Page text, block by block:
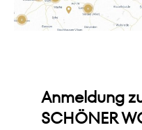
Anmeldung
SCHÖNER